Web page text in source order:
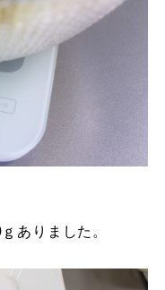
ありました。